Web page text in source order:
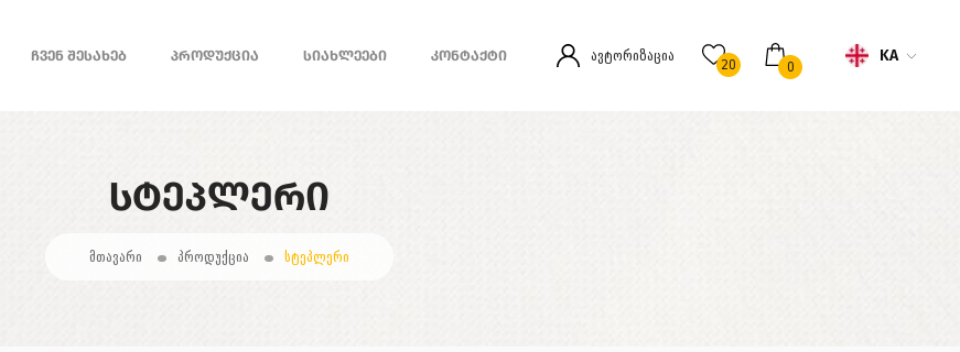
ᲩᲕᲔᲜ ᲨᲔᲡᲐᲮᲔᲑ ᲞᲠᲝᲓᲣᲥᲪᲘᲐ ᲡᲘᲐᲮᲚᲔᲔᲑᲘ ᲙᲝᲜᲢᲐᲥᲢᲘ ავტორიზაცია 20 0
KA
ᲡᲢᲔᲞᲚᲔᲠᲘ
მთავარი პროდუქცია სტეპლერი